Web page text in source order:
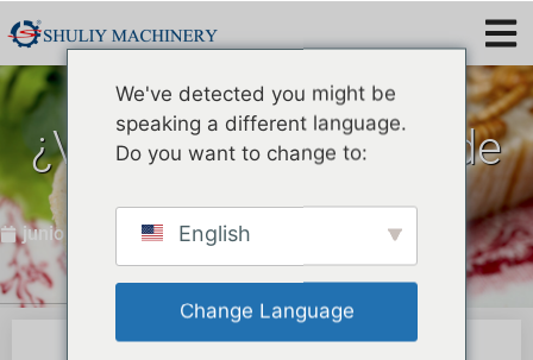
¿Vale la pena la cría de
Tenebrio molitor?
junio 20, 2025
We've detected you might be
speaking a different language.
Do you want to change to:
English
Change Language